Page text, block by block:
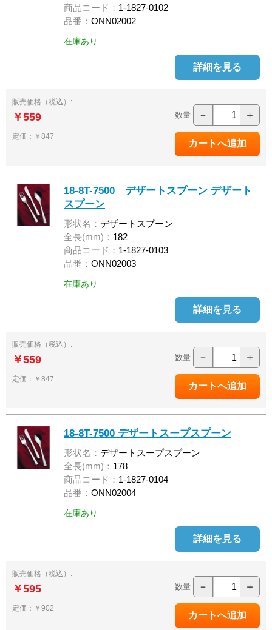
商品コード： 1-1827-0102
品番： ONN02002
在庫あり
詳細を見る
販売価格（税込）:
￥559
定価：￥847
数量 － ＋
18-8T-7500 デザートスプーン デザート
スプーン
形状名： デザートスプーン
全長(mm)： 182
商品コード： 1-1827-0103
品番： ONN02003
在庫あり
詳細を見る
販売価格（税込）:
￥559
定価：￥847
数量 － ＋
18-8T-7500 デザートスープスプーン
形状名： デザートスープスプーン
全長(mm)： 178
商品コード： 1-1827-0104
品番： ONN02004
在庫あり
詳細を見る
販売価格（税込）:
￥595
定価：￥902
数量 － ＋